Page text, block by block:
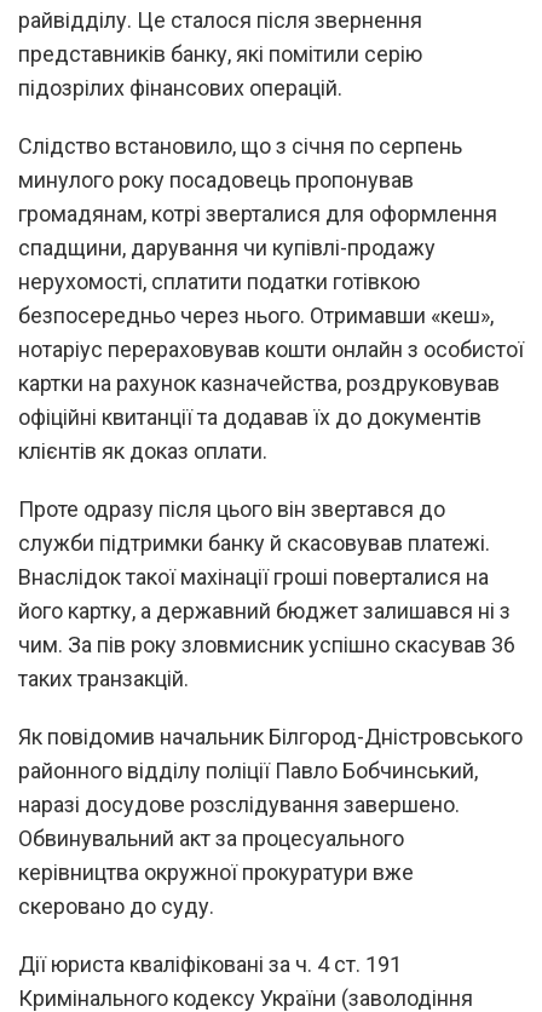
райвідділу. Це сталося після звернення
представників банку, які помітили серію
підозрілих фінансових операцій.
Слідство встановило, що з січня по серпень
минулого року посадовець пропонував
громадянам, котрі зверталися для оформлення
спадщини, дарування чи купівлі-продажу
нерухомості, сплатити податки готівкою
безпосередньо через нього. Отримавши «кеш»,
нотаріус перераховував кошти онлайн з особистої
картки на рахунок казначейства, роздруковував
офіційні квитанції та додавав їх до документів
клієнтів як доказ оплати.
Проте одразу після цього він звертався до
служби підтримки банку й скасовував платежі.
Внаслідок такої махінації гроші поверталися на
його картку, а державний бюджет залишався ні з
чим. За пів року зловмисник успішно скасував 36
таких транзакцій.
Як повідомив начальник Білгород-Дністровського
районного відділу поліції Павло Бобчинський,
наразі досудове розслідування завершено.
Обвинувальний акт за процесуального
керівництва окружної прокуратури вже
скеровано до суду.
Дії юриста кваліфіковані за ч. 4 ст. 191
Кримінального кодексу України (заволодіння